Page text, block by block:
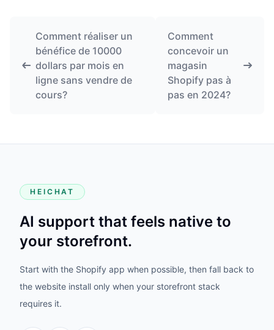
Comment réaliser un
bénéfice de 10000
dollars par mois en
ligne sans vendre de
cours?
Comment
concevoir un
magasin
Shopify pas à
pas en 2024?
HEICHAT
AI support that feels native to
your storefront.
Start with the Shopify app when possible, then fall back to
the website install only when your storefront stack
requires it.